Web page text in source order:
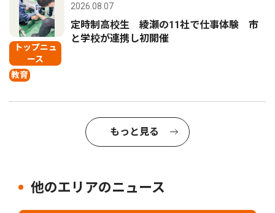
トップニュ
ース
教育
2026.08.07
定時制高校生 綾瀬の11社で仕事体験 市
と学校が連携し初開催
もっと見る
他のエリアのニュース